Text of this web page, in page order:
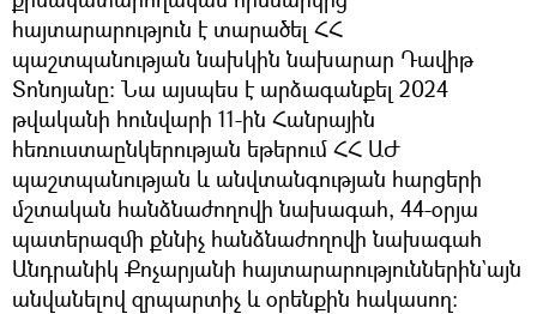
հայտարարություն է տարածել ՀՀ
պաշտպանության նախկին նախարար Դավիթ
Տոնոյանը։ Նա այսպես է արձագանքել 2024
թվականի հունվարի 11-ին Հանրային
հեռուստաընկերության եթերում ՀՀ ԱԺ
պաշտպանության և անվտանգության հարցերի
մշտական հանձնաժողովի նախագահ, 44-օրյա
պատերազմի քննիչ հանձնաժողովի նախագահ
Անդրանիկ Քոչարյանի հայտարարություններին`այն
անվանելով զրպարտիչ և օրենքին հակասող։